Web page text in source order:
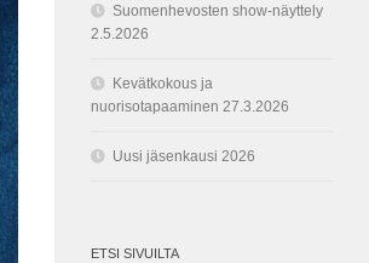
Suomenhevosten show-näyttely
2.5.2026
Kevätkokous ja
nuorisotapaaminen 27.3.2026
Uusi jäsenkausi 2026
ETSI SIVUILTA